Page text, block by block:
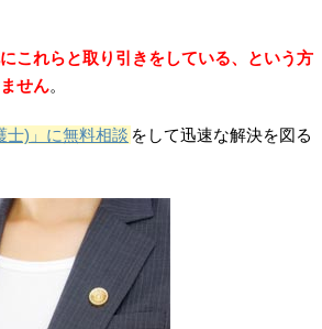
これらと取り引きをしている、という方
せん。
士)」に無料相談 をして迅速な解決を図る